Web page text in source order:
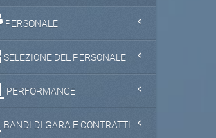
PERSONALE
SELEZIONE DEL PERSONALE
PERFORMANCE
BANDI DI GARA E CONTRATTI